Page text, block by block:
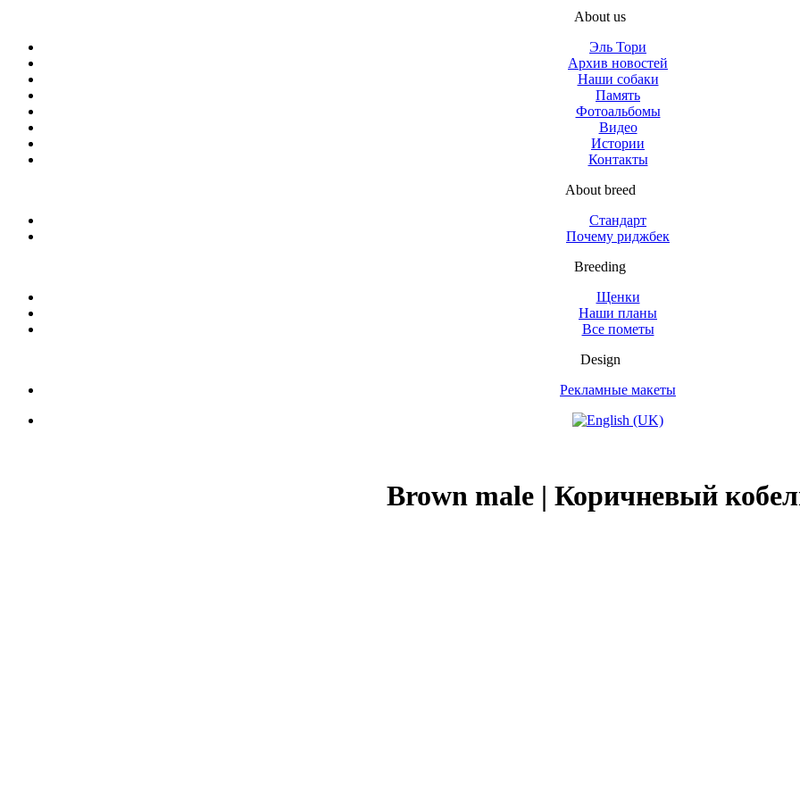
About us
Эль Тори
Архив новостей
Наши собаки
Память
Фотоальбомы
Видео
Истории
Контакты
About breed
Стандарт
Почему риджбек
Breeding
Щенки
Наши планы
Все пометы
Design
Рекламные макеты
Brown male | Коричневый